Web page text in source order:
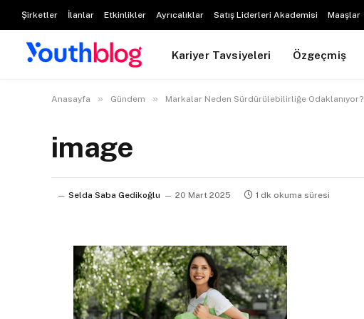
Şirketler İlanlar Etkinlikler Ayrıcalıklar Satış Liderleri Akademisi Maaşlar
Kariyer Tavsiyeleri Özgeçmiş
Anasayfa » Gündem » Markalar Neden Sürdürülebilirliğe Odaklanıyor?
image
Selda Saba Gedikoğlu 20 Mart 2025 1 dk okuma süresi